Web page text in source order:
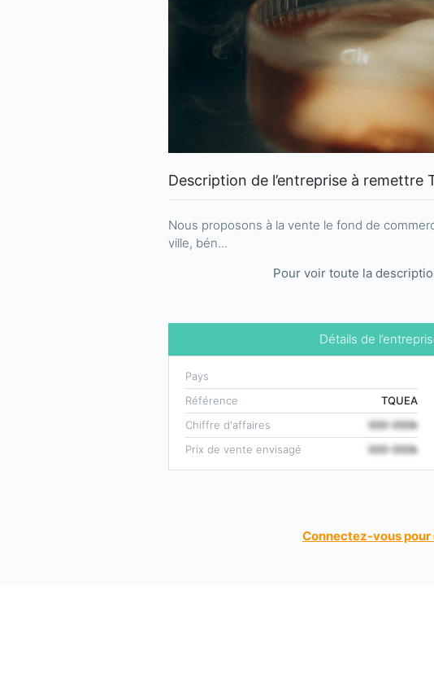
Description de l’entreprise à remettre
Nous proposons à la vente le fond de
ville, bén...
Pour voir toute la
Détails de
Pays
Référence
TQUEA
Chiffre d'affaires
000-000k
Prix de vente envisagé
000-000k
Connectez-vous